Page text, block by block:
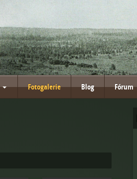
Fotogalerie Blog Fórum